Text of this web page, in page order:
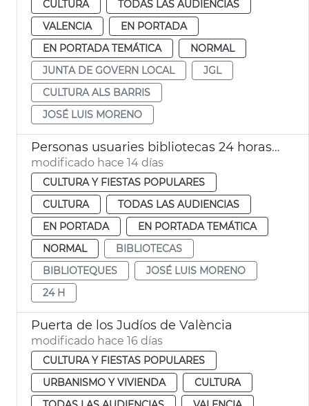
CULTURA
TODAS LAS AUDIENCIAS
VALENCIA
EN PORTADA
EN PORTADA TEMÁTICA
NORMAL
JUNTA DE GOVERN LOCAL
JGL
CULTURA ALS BARRIS
JOSÉ LUIS MORENO
Personas usuaries bibliotecas 24 horas València
modificado hace 14 días
CULTURA Y FIESTAS POPULARES
CULTURA
TODAS LAS AUDIENCIAS
EN PORTADA
EN PORTADA TEMÁTICA
NORMAL
BIBLIOTECAS
BIBLIOTEQUES
JOSÉ LUIS MORENO
24 H
Puerta de los Judíos de València
modificado hace 16 días
CULTURA Y FIESTAS POPULARES
URBANISMO Y VIVIENDA
CULTURA